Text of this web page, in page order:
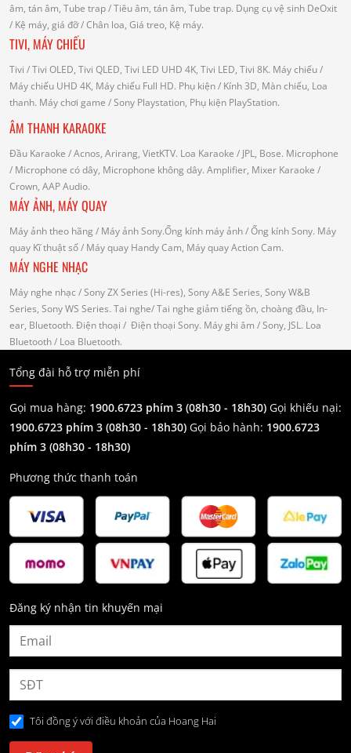
âm, tán âm, Tube trap/ Tiêu âm, tán âm, Tube trap. Dụng cụ vệ sinh DeOxit
/ Kệ máy, giá đỡ/ Chân loa, Giá treo, Kệ máy.
TIVI, MÁY CHIẾU
Tivi / Tivi OLED, Tivi QLED, Tivi LED UHD 4K, Tivi LED, Tivi 8K. Máy chiếu/
Máy chiếu UHD 4K, Máy chiếu Full HD. Phụ kiện/ Kính 3D, Màn chiếu, Loa
thanh. Máy chơi game / Sony Playstation, Phụ kiện PlayStation.
ÂM THANH KARAOKE
Đầu Karaoke / Acnos, Arirang, VietKTV. Loa Karaoke / JPL, Bose. Microphone
/ Microphone có dây, Microphone không dây. Amplifier, Mixer Karaoke /
Crown, AAP Audio.
MÁY ẢNH, MÁY QUAY
Máy ảnh theo hãng / Máy ảnh Sony.Ống kính máy ảnh / Ống kính Sony. Máy
quay Kĩ thuật số/ Máy quay Handy Cam, Máy quay Action Cam.
MÁY NGHE NHẠC
Máy nghe nhạc / Sony ZX Series (Hi-res), Sony A&E Series, Sony W&B
Series, Sony WS Series. Tai nghe/ Tai nghe giảm tiếng ồn, choàng đầu, In-
ear, Bluetooth. Điện thoại / Điện thoại Sony. Máy ghi âm / Sony, JSL. Loa
Bluetooth/ Loa Bluetooth.
Tổng đài hỗ trợ miễn phí
Gọi mua hàng: 1900.6723 phím 3 (08h30 - 18h30) Gọi khiếu nại:
1900.6723 phím 3 (08h30 - 18h30) Gọi bảo hành: 1900.6723
phím 3 (08h30 - 18h30)
Phương thức thanh toán
Đăng ký nhận tin khuyến mại
Tôi đồng ý với điều khoản của Hoang Hai